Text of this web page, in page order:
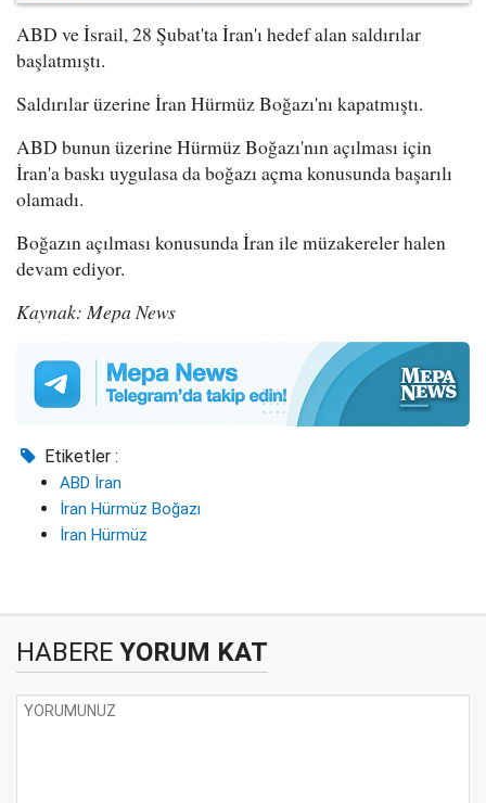
ABD ve İsrail, 28 Şubat'ta İran'ı hedef alan saldırılar
başlatmıştı.
Saldırılar üzerine İran Hürmüz Boğazı'nı kapatmıştı.
ABD bunun üzerine Hürmüz Boğazı'nın açılması için
İran'a baskı uygulasa da boğazı açma konusunda başarılı
olamadı.
Boğazın açılması konusunda İran ile müzakereler halen
devam ediyor.
Kaynak: Mepa News
Etiketler :
ABD İran
İran Hürmüz Boğazı
İran Hürmüz
HABERE YORUM KAT